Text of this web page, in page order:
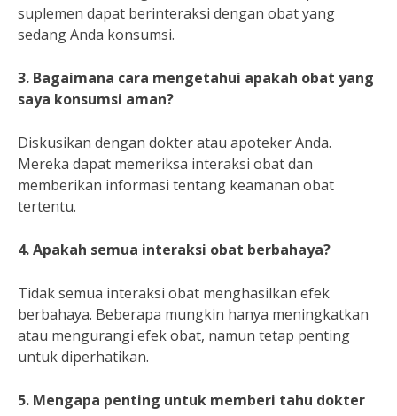
suplemen dapat berinteraksi dengan obat yang
sedang Anda konsumsi.
3. Bagaimana cara mengetahui apakah obat yang
saya konsumsi aman?
Diskusikan dengan dokter atau apoteker Anda.
Mereka dapat memeriksa interaksi obat dan
memberikan informasi tentang keamanan obat
tertentu.
4. Apakah semua interaksi obat berbahaya?
Tidak semua interaksi obat menghasilkan efek
berbahaya. Beberapa mungkin hanya meningkatkan
atau mengurangi efek obat, namun tetap penting
untuk diperhatikan.
5. Mengapa penting untuk memberi tahu dokter